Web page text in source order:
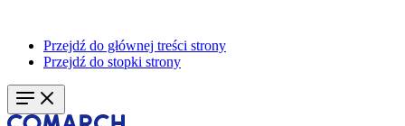
Przejdź do głównej treści strony
Przejdź do stopki strony